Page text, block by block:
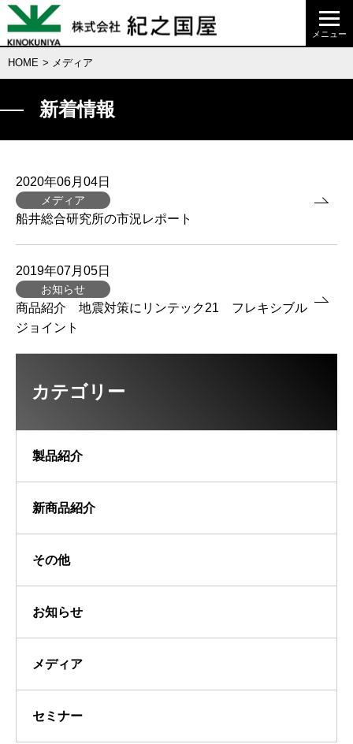
HOME > メディア
新着情報
2020年06月04日
メディア
船井総合研究所の市況レポート
2019年07月05日
お知らせ
商品紹介 地震対策にリンテック21 フレキシブル
ジョイント
カテゴリー
製品紹介
新商品紹介
その他
お知らせ
メディア
セミナー